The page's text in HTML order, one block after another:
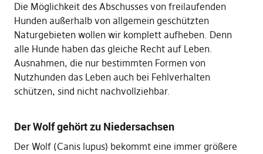
Die Möglichkeit des Abschusses von freilaufenden
Hunden außerhalb von allgemein geschützten
Naturgebieten wollen wir komplett aufheben. Denn
alle Hunde haben das gleiche Recht auf Leben.
Ausnahmen, die nur bestimmten Formen von
Nutzhunden das Leben auch bei Fehlverhalten
schützen, sind nicht nachvollziehbar.
Der Wolf gehört zu Niedersachsen
Der Wolf (Canis lupus) bekommt eine immer größere